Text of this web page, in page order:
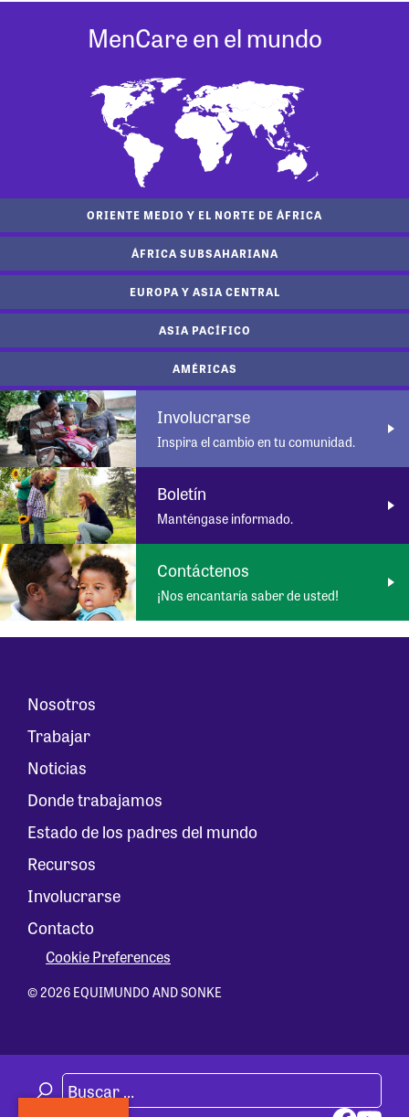
MenCare en el mundo
ORIENTE MEDIO Y EL NORTE DE ÁFRICA
ÁFRICA SUBSAHARIANA
EUROPA Y ASIA CENTRAL
ASIA PACÍFICO
AMÉRICAS
Involucrarse
Inspira el cambio en tu comunidad.
Boletín
Manténgase informado.
Contáctenos
¡Nos encantaría saber de usted!
Nosotros
Trabajar
Noticias
Donde trabajamos
Estado de los padres del mundo
Recursos
Involucrarse
Contacto
Cookie Preferences
© 2026 EQUIMUNDO AND SONKE